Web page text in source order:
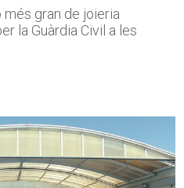
gran de joieria
la Guàrdia Civil a les